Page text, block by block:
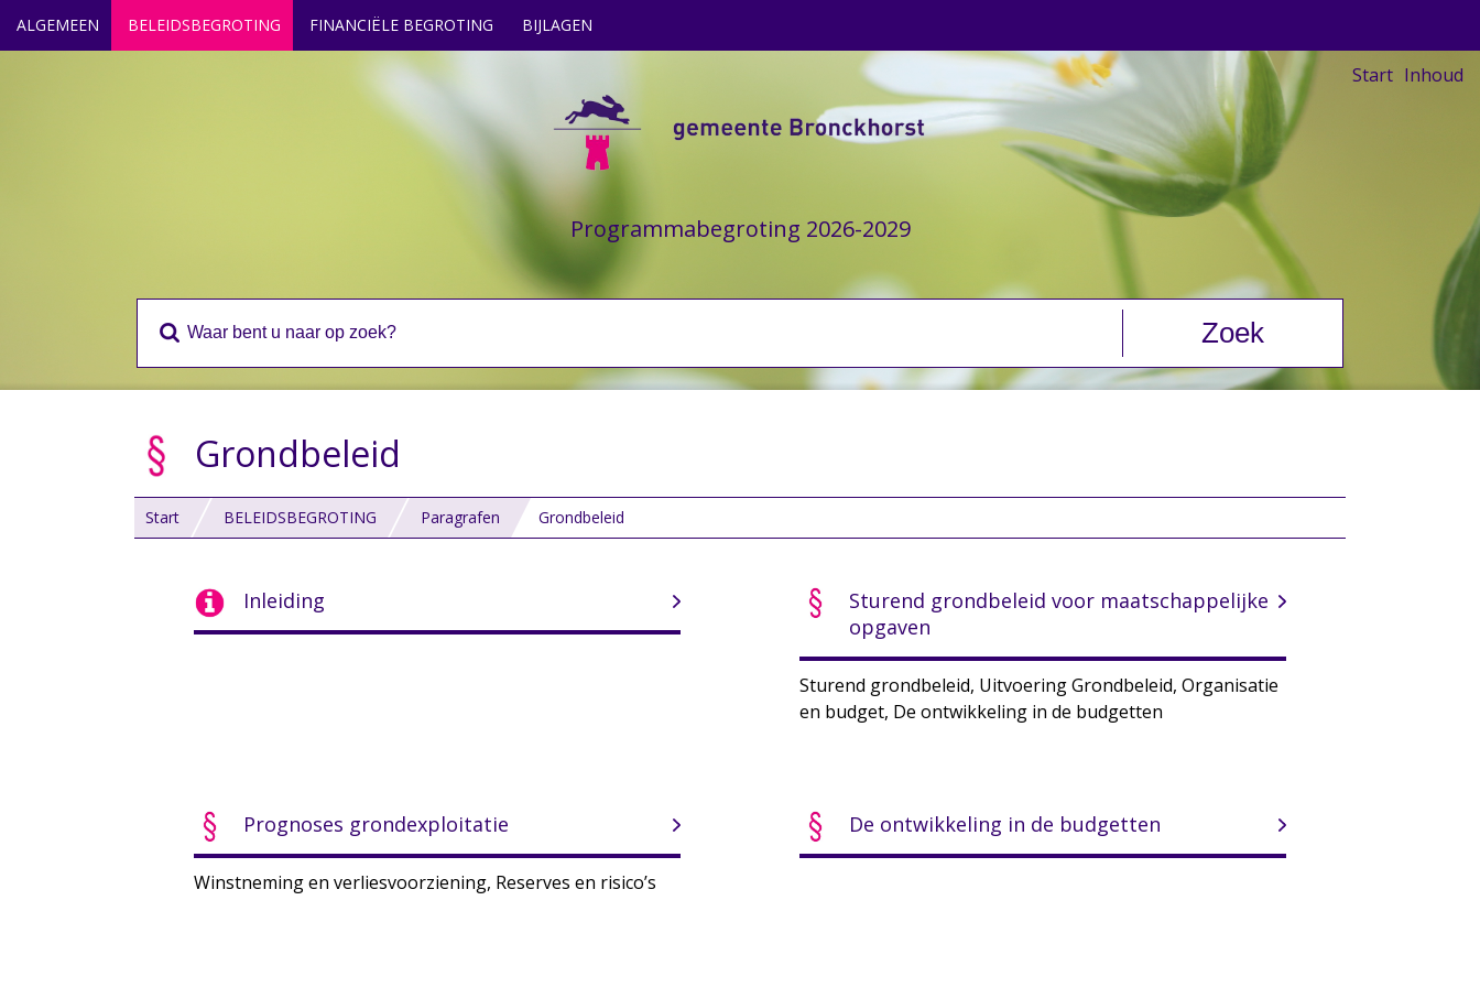
Programmabegroting 2026-2029
Start Inhoud
ALGEMEEN BELEIDSBEGROTING FINANCIËLE BEGROTING BIJLAGEN
Grondbeleid
Start BELEIDSBEGROTING Paragrafen Grondbeleid
Inleiding
Sturend grondbeleid voor maatschappelijke
opgaven
Sturend grondbeleid, Uitvoering Grondbeleid, Organisatie
en budget, De ontwikkeling in de budgetten
Prognoses grondexploitatie
Winstneming en verliesvoorziening, Reserves en risico’s
De ontwikkeling in de budgetten